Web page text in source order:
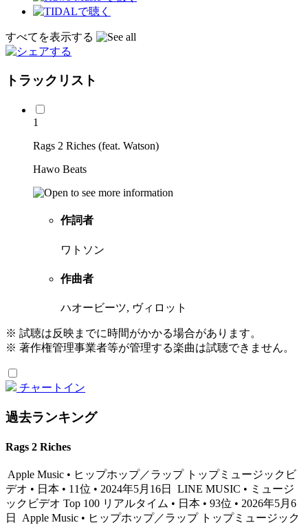
すべてを表示する
トラックリスト
1
Rags 2 Riches (feat. Watson)
Hawo Beats
作詞者
ワトソン
作曲者
ハオービーツ, ヴィロット
※ 試聴は反映までに時間がかかる場合があります。
※ 著作権管理事業者等が管理する楽曲は試聴できません。
チャートイン
過去ランキング
Rags 2 Riches
Apple Music • ヒップホップ／ラップ トップミュージックビ
デオ • 日本 • 11位 • 2024年5月16日
LINE MUSIC • ミュージ
ックビデオ Top 100 リアルタイム • 日本 • 93位 • 2026年5月6
日
Apple Music • ヒップホップ／ラップ トップミュージック